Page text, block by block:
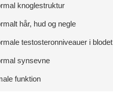
knoglestruktur
hår, hud og negle
testosteronniveauer i blodet
synsevne
funktion